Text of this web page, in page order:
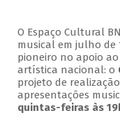
O Espaço Cultural
musical em julho de
pioneiro no apoio
artística nacional: o
projeto de
apresentações
quintas-feiras às